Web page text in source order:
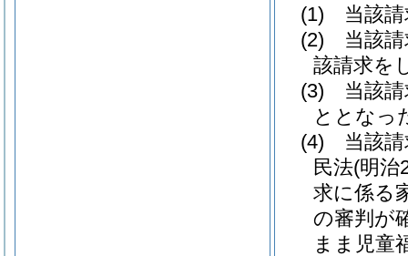
(1)
当該
(2)
当該
該請求を
(3)
当該
ととなっ
(4)
当該
民法(明治
求に係る
の審判が
まま児童